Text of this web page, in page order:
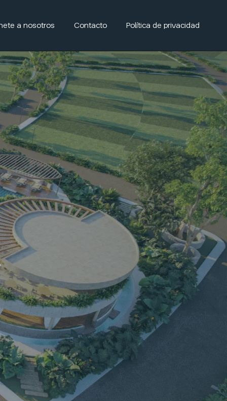
a nosotros Contacto Política de privacidad